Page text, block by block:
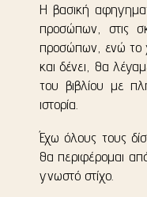
Η βασική
προσώπων, στις
προσώπων, ενώ το
και δένει, θα
του βιβλίου με
ιστορία.
Έχω όλους τους
θα περιφέρομαι
γνωστό στίχο.